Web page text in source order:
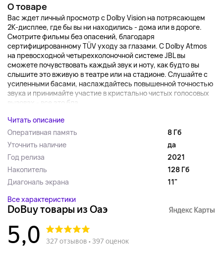
О товаре
Вас ждет личный просмотр с Dolby Vision на потрясающем
2K-дисплее, где бы вы ни находились - дома или в дороге.
Смотрите фильмы без опасений, благодаря
сертифицированному TÜV уходу за глазами. С Dolby Atmos
на превосходной четырехколоночной системе JBL вы
сможете почувствовать каждый звук и ноту, как будто вы
слышите это вживую в театре или на стадионе. Слушайте с
усиленными басами, наслаждайтесь повышенной точностью
звука и принимайте участие в кристально чистых голосовых
вызовах - все это бла...
Читать описание
Оперативная память
8 Гб
Уточнить наличие
да
Год релиза
2021
Накопитель
128 Гб
Диагональ экрана
11"
Все характеристики